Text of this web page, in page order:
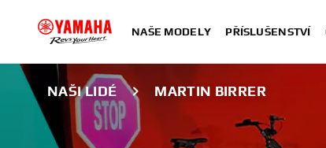
NAŠE MODELY PŘÍSLUŠENSTVÍ
NAŠI LIDÉ MARTIN BIRRER